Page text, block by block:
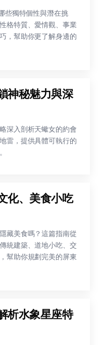
些獨特個性與潛在挑
格特質、愛情觀、事業
，幫助你更了解身邊的
神秘魅力與深
深入剖析天蠍女的約會
雷，提供具體可執行的
化、美食小吃
藏美食嗎？這篇指南從
統建築、道地小吃、交
幫助你規劃完美的屏東
析水象星座特